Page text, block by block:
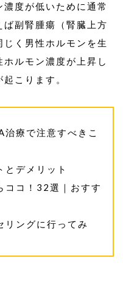
度が低いために通常
副腎腫瘍（腎臓上方
く男性ホルモンを生
ルモン濃度が上昇し
こります。
療で注意すべきこ
とデメリット
ココ！32選｜おすす
リングに行ってみ